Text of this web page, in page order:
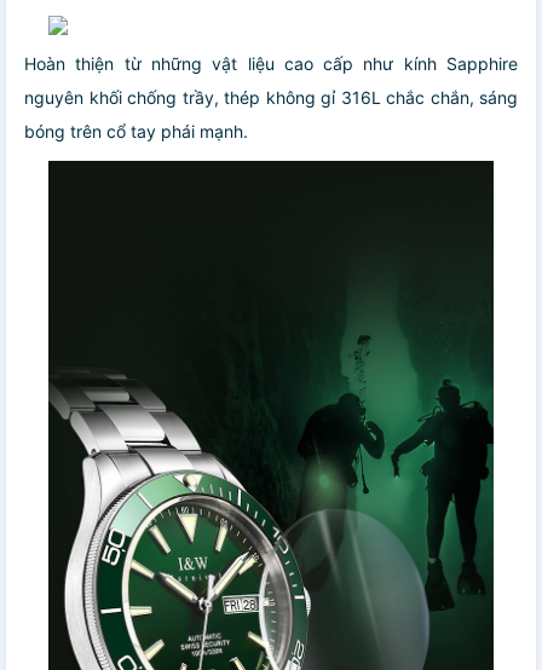
Hoàn thiện từ những vật liệu cao cấp như kính Sapphire
nguyên khối chống trầy, thép không gỉ 316L chắc chắn, sáng
bóng trên cổ tay phái mạnh.